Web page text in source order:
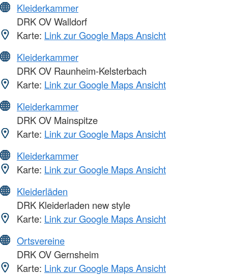
Kleiderkammer
DRK OV Walldorf
Karte: Link zur Google Maps Ansicht
Kleiderkammer
DRK OV Raunheim-Kelsterbach
Karte: Link zur Google Maps Ansicht
Kleiderkammer
DRK OV Mainspitze
Karte: Link zur Google Maps Ansicht
Kleiderkammer
Karte: Link zur Google Maps Ansicht
Kleiderläden
DRK Kleiderladen new style
Karte: Link zur Google Maps Ansicht
Ortsvereine
DRK OV Gernsheim
Karte: Link zur Google Maps Ansicht